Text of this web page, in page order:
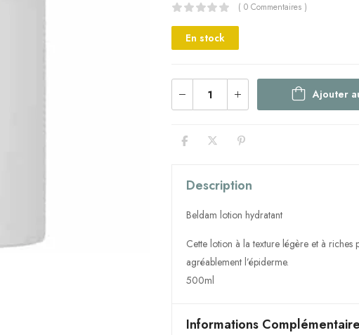
( 0 Commentaires )
En stock
Ajouter
Description
Beldam lotion hydratant
Cette lotion à la texture légère et à riches
agréablement l’épiderme.
500ml
Informations